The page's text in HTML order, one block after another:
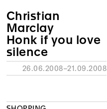
Christian
Marclay
Honk if you love
silence
26.06.2008–21.09.2008